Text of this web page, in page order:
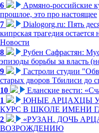
6
Армяно-российские
прошлое, это про настоящее
7
Dialogorg.ru: Пять
кипрская трагедия
Новости
8
Рубен Сафрастян:
эпизоды борьбы за власть
9
Гастроли студии
старых дворов Тбилиси до
10
Еланские вести:
1
ЮНЫЕ АРЦАХЦЫ
КУРС В ШКОЛЕ ИМЕНИ
2
«РУЗАН. ДОЧЬ
ВОЗРОЖДЕНИЮ